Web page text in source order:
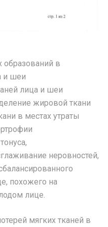
образований в
и шеи
лица и шеи
жировой ткани
в местах утраты
неровностей,
похожего на
лице.
мягких тканей в